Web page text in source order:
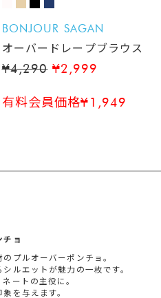
BONJOUR SAGAN
オーバードレープブラウス
¥4,290 ¥2,999
有料会員価格¥1,949
チョ
プルオーバーポンチョ。
ルエットが魅力の一枚です。
ートの主役に。
を与えます。